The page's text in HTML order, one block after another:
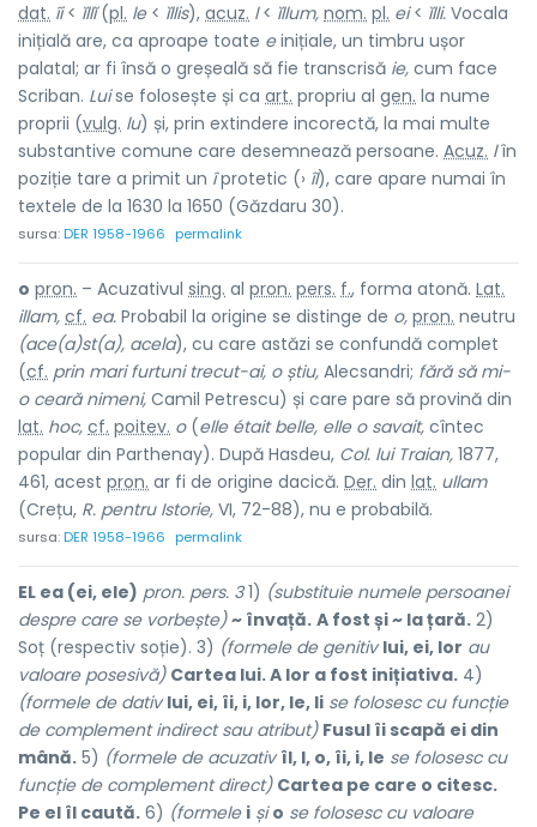
dat. îi< ĭllĭ(pl. le< ĭllis), acuz. l< ĭllum, nom. pl. ei< ĭlli. Vocala
inițială are, ca aproape toate einițiale, un timbru ușor
palatal; ar fi însă o greșeală să fie transcrisă ie, cum face
Scriban. Luise folosește și ca art. propriu al gen. la nume
proprii (vulg. lu) și, prin extindere incorectă, la mai multe
substantive comune care desemnează persoane. Acuz. lîn
poziție tare a primit un îprotetic (› îl), care apare numai în
textele de la 1630 la 1650 (Găzdaru 30).
sursa:DER 1958-1966 permalink
o pron. – Acuzativul sing. al pron. pers. f., forma atonă. Lat.
illam, cf. ea. Probabil la origine se distinge de o, pron. neutru
(ace(a)st(a), acela), cu care astăzi se confundă complet
(cf. prin mari furtuni trecut-ai, o știu, Alecsandri; fără să mi-
o ceară nimeni, Camil Petrescu) și care pare să provină din
lat. hoc, cf. poitev. o(elle était belle, elle o savait, cîntec
popular din Parthenay). După Hasdeu, Col. lui Traian, 1877,
461, acest pron. ar fi de origine dacică. Der. din lat. ullam
(Crețu, R. pentru Istorie, VI, 72-88), nu e probabilă.
sursa:DER 1958-1966 permalink
EL ea (ei, ele) pron. pers. 31) (substituie numele persoanei
despre care se vorbește) ~ învață. A fost și ~ la țară. 2)
Soț (respectiv soție). 3) (formele de genitiv lui, ei, lor au
valoare posesivă) Cartea lui. A lor a fost inițiativa. 4)
(formele de dativ lui, ei, îi, i, lor, le, li se folosesc cu funcție
de complement indirect sau atribut) Fusul îi scapă ei din
mână. 5) (formele de acuzativ îl, l, o, îi, i, le se folosesc cu
funcție de complement direct) Cartea pe care o citesc.
Pe el îl caută. 6) (formele i și o se folosesc cu valoare